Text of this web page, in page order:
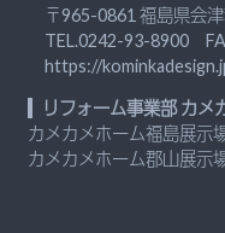
〒965-0861 福島県会
TEL.0242-93-8900
https://
リフォーム事業部 カメ
カメカメホーム福島展
カメカメホーム郡山展